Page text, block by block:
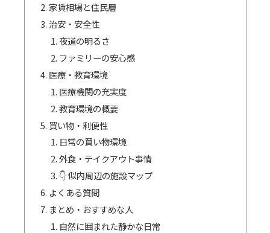
家賃相場と住民層
治安・安全性
夜道の明るさ
ファミリーの安心感
医療・教育環境
医療機関の充実度
教育環境の概要
買い物・利便性
日常の買い物環境
外食・テイクアウト事情
👇 似内周辺の施設マップ
よくある質問
まとめ・おすすめな人
自然に囲まれた静かな日常